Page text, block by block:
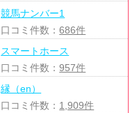
競馬ナンバー1
口コミ件数：686件
スマートホース
口コミ件数：957件
縁（en）
口コミ件数： 1,909件